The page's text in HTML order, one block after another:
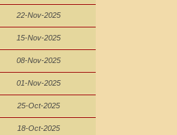
22-Nov-2025
15-Nov-2025
08-Nov-2025
01-Nov-2025
25-Oct-2025
18-Oct-2025